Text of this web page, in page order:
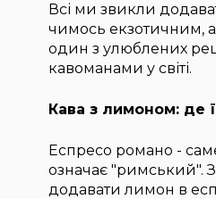
Всі ми звикли
чимось екзотичним,
один з улюблених
кавоманами у світі.
Кава з лимоном: де
Еспресо романо -
означає "римський".
додавати лимон в